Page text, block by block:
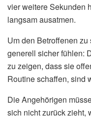
vier weitere Sekunden
langsam ausatmen.
Um den Betroffenen
generell sicher fühlen:
zu zeigen, dass sie
Routine schaffen, sind
Die Angehörigen
sich nicht zurück zieht,